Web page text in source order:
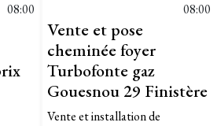
08:00
08:00
Vente et pose
cheminée foyer
Turbofonte gaz
Gouesnou 29 Finistère
Vente et installation de